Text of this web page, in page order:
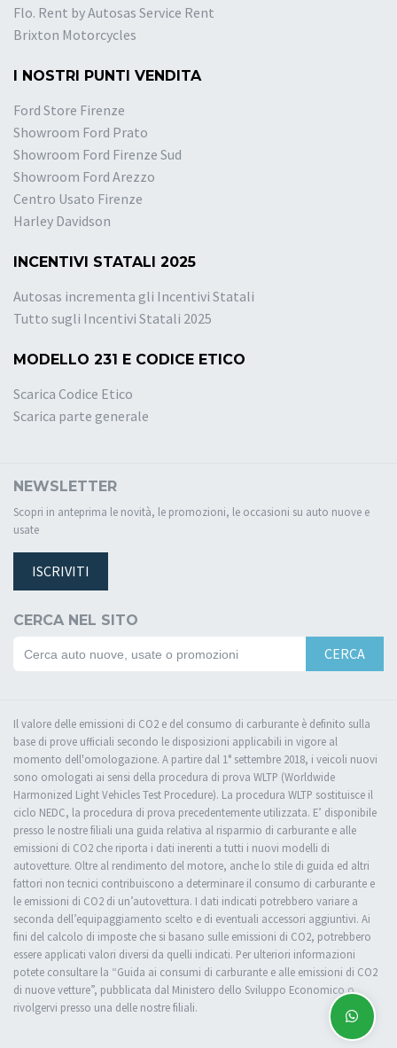
Flo. Rent by Autosas Service Rent
Brixton Motorcycles
I NOSTRI PUNTI VENDITA
Ford Store Firenze
Showroom Ford Prato
Showroom Ford Firenze Sud
Showroom Ford Arezzo
Centro Usato Firenze
Harley Davidson
INCENTIVI STATALI 2025
Autosas incrementa gli Incentivi Statali
Tutto sugli Incentivi Statali 2025
MODELLO 231 E CODICE ETICO
Scarica Codice Etico
Scarica parte generale
NEWSLETTER
Scopri in anteprima le novità, le promozioni, le occasioni su auto nuove e
usate
ISCRIVITI
CERCA NEL SITO
CERCA
Il valore delle emissioni di CO2 e del consumo di carburante è definito sulla
base di prove ufficiali secondo le disposizioni applicabili in vigore al
momento dell'omologazione. A partire dal 1° settembre 2018, i veicoli nuovi
sono omologati ai sensi della procedura di prova WLTP (Worldwide
Harmonized Light Vehicles Test Procedure). La procedura WLTP sostituisce il
ciclo NEDC, la procedura di prova precedentemente utilizzata. E’ disponibile
presso le nostre filiali una guida relativa al risparmio di carburante e alle
emissioni di CO2 che riporta i dati inerenti a tutti i nuovi modelli di
autovetture. Oltre al rendimento del motore, anche lo stile di guida ed altri
fattori non tecnici contribuiscono a determinare il consumo di carburante e
le emissioni di CO2 di un’autovettura. I dati indicati potrebbero variare a
seconda dell’equipaggiamento scelto e di eventuali accessori aggiuntivi. Ai
fini del calcolo di imposte che si basano sulle emissioni di CO2, potrebbero
essere applicati valori diversi da quelli indicati. Per ulteriori informazioni
potete consultare la “Guida ai consumi di carburante e alle emissioni di CO2
di nuove vetture”, pubblicata dal Ministero dello Sviluppo Economico o
rivolgervi presso una delle nostre filiali.